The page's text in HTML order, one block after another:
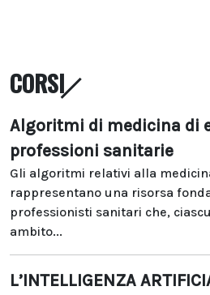
CORSI
Algoritmi di medicina di
professioni sanitarie
Gli algoritmi relativi alla
rappresentano una risorsa
professionisti sanitari che,
ambito...
L’INTELLIGENZA